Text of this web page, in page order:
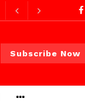
Subscribe Now